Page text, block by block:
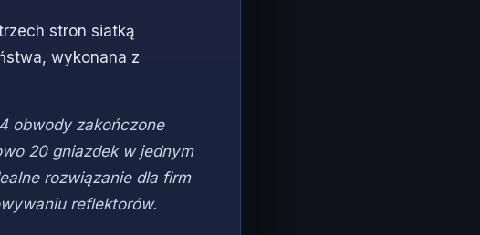
stron siatką
wykonana z
obwody zakończone
20 gniazdek w jednym
rozwiązanie dla firm
reflektorów.